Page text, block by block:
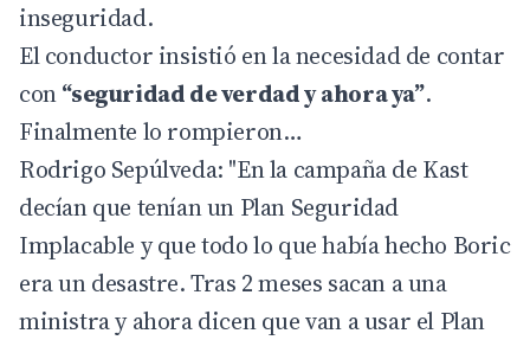
inseguridad.
El conductor insistió en la necesidad de contar
con“seguridad de verdad y ahora ya”.
Finalmente lo rompieron…
Rodrigo Sepúlveda: "En la campaña de Kast
decían que tenían un Plan Seguridad
Implacable y que todo lo que había hecho Boric
era un desastre. Tras 2 meses sacan a una
ministra y ahora dicen que van a usar el Plan